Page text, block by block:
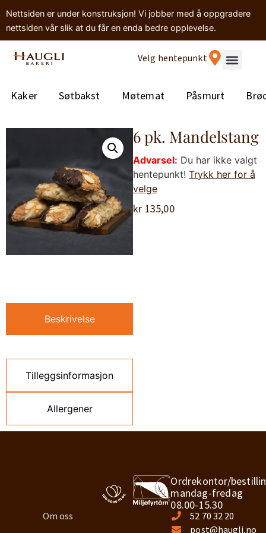
Nettsiden er under konstruksjon! Vi jobber med å oppgradere
nettsiden vår slik at du får en enda bedre opplevelse.
Velg hentepunkt
Kaker Søtbakst Møtemat Påsmurt
Beskrivelse
Tilleggsinformasjon
Allergener
6 pk. Mandelstang
Advarsel: Du har ikke valgt
hentepunkt! Trykk her for å
velge
kr 135,00
Om oss
Ordrekontor/
mandag-fredag
08.00-15.30
52 70 32 20
post@haugli.no